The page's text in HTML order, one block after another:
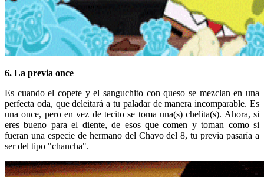
6. La previa once
Es cuando el copete y el sanguchito con queso se mezclan en una
perfecta oda, que deleitará a tu paladar de manera incomparable. Es
una once, pero en vez de tecito se toma una(s) chelita(s). Ahora, si
eres bueno para el diente, de esos que comen y toman como si
fueran una especie de hermano del Chavo del 8, tu previa pasaría a
ser del tipo "chancha".